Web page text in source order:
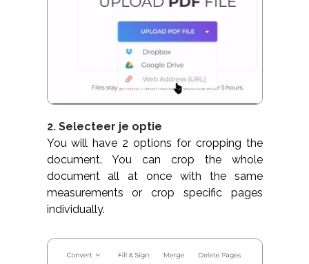
2. Selecteer je optie
You will have 2 options for cropping the
document. You can crop the whole
document all at once with the same
measurements or crop specific pages
individually.